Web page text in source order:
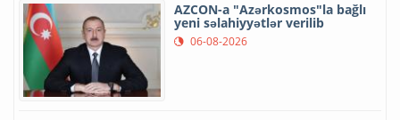
AZCON-a "Azərkosmos"la bağlı
yeni səlahiyyətlər verilib
06-08-2026